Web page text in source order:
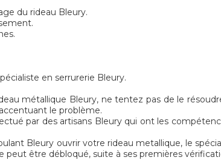
du rideau Bleury.
en serrurerie Bleury.
métallique Bleury, ne tentez pas de le
le problème.
par des artisans Bleury qui ont les
Bleury ouvrir votre rideau metallique, le
peut être débloqué, suite à ses premières